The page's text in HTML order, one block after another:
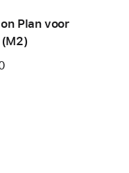
Plan voor